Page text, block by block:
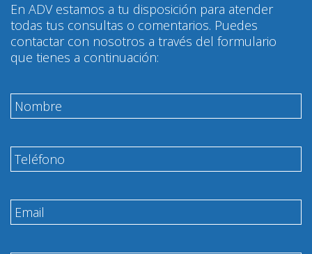
En ADV estamos a tu disposición para atender
todas tus consultas o comentarios. Puedes
contactar con nosotros a través del formulario
que tienes a continuación: